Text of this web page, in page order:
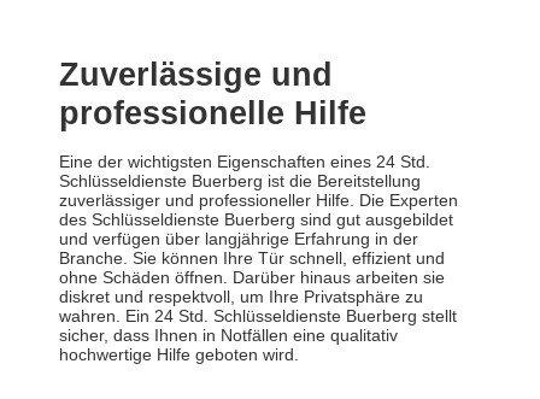
Zuverlässige und
professionelle Hilfe
Eine der wichtigsten Eigenschaften eines 24 Std.
Schlüsseldienste Buerberg ist die Bereitstellung
zuverlässiger und professioneller Hilfe. Die Experten
des Schlüsseldienste Buerberg sind gut ausgebildet
und verfügen über langjährige Erfahrung in der
Branche. Sie können Ihre Tür schnell, effizient und
ohne Schäden öffnen. Darüber hinaus arbeiten sie
diskret und respektvoll, um Ihre Privatsphäre zu
wahren. Ein 24 Std. Schlüsseldienste Buerberg stellt
sicher, dass Ihnen in Notfällen eine qualitativ
hochwertige Hilfe geboten wird.